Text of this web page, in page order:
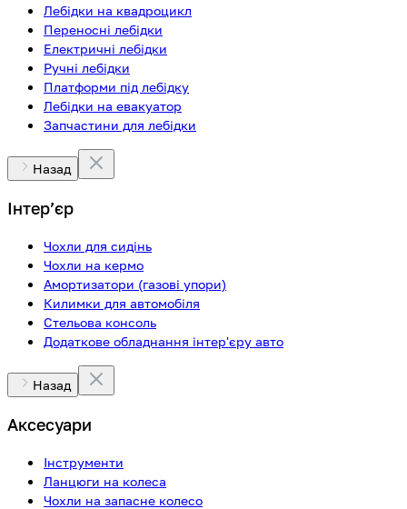
Лебідки на квадроцикл
Переносні лебідки
Електричні лебідки
Ручні лебідки
Платформи під лебідку
Лебідки на евакуатор
Запчастини для лебідки
Назад
Інтерʼєр
Чохли для сидінь
Чохли на кермо
Амортизатори (газові упори)
Килимки для автомобіля
Стельова консоль
Додаткове обладнання інтер'єру авто
Назад
Аксесуари
Інструменти
Ланцюги на колеса
Чохли на запасне колесо